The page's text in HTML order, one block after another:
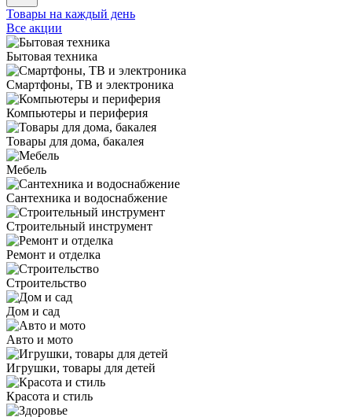
Товары на каждый день
Все акции
Бытовая техника
Смартфоны, ТВ и электроника
Компьютеры и периферия
Товары для дома, бакалея
Мебель
Сантехника и водоснабжение
Строительный инструмент
Ремонт и отделка
Строительство
Дом и сад
Авто и мото
Игрушки, товары для детей
Красота и стиль